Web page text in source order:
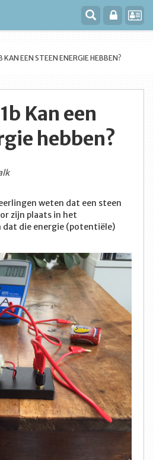
KAN EEN STEEN ENERGIE HEBBEN?
Kan een
hebben?
weten dat een steen
zijn plaats in het
dat die energie (potentiële)